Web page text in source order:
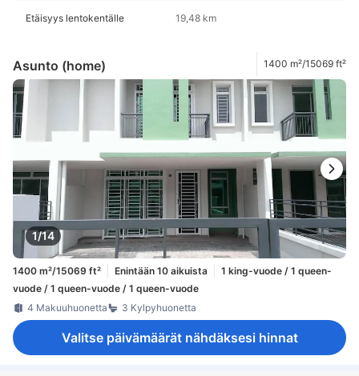
Etäisyys lentokentälle 19,48 km
Asunto (home) 1400 m²/15069 ft²
1/14
1400 m²/15069 ft² Enintään 10 aikuista
1 king-vuode / 1 queen-
vuode / 1 queen-vuode / 1 queen-vuode
4 Makuuhuonetta
3 Kylpyhuonetta
Valitse päivämäärät nähdäksesi hinnat